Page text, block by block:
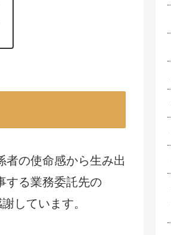
者の使命感から生み出
する業務委託先の
しています。